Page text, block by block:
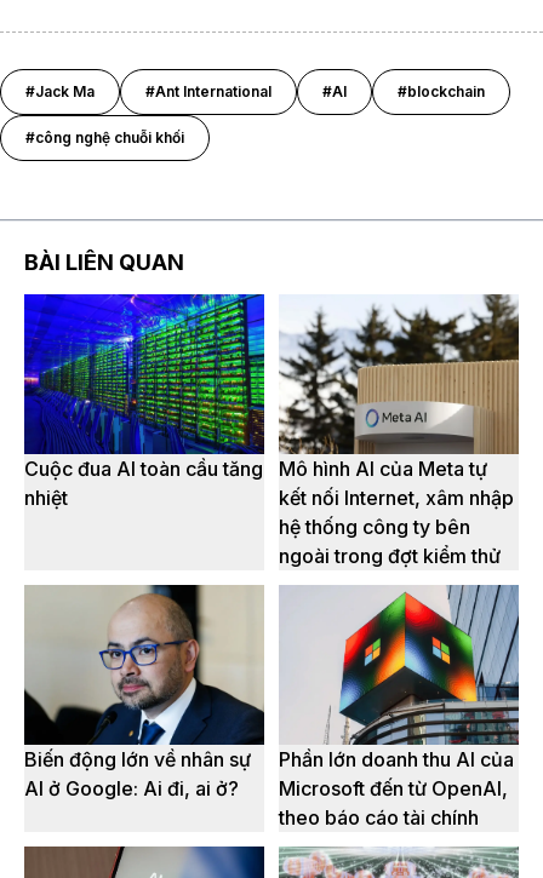
#Jack Ma #Ant International #AI #blockchain
#công nghệ chuỗi khối
BÀI LIÊN QUAN
Cuộc đua AI toàn cầu tăng
nhiệt
Mô hình AI của Meta tự
kết nối Internet, xâm nhập
hệ thống công ty bên
ngoài trong đợt kiểm thử
Biến động lớn về nhân sự
AI ở Google: Ai đi, ai ở?
Phần lớn doanh thu AI của
Microsoft đến từ OpenAI,
theo báo cáo tài chính